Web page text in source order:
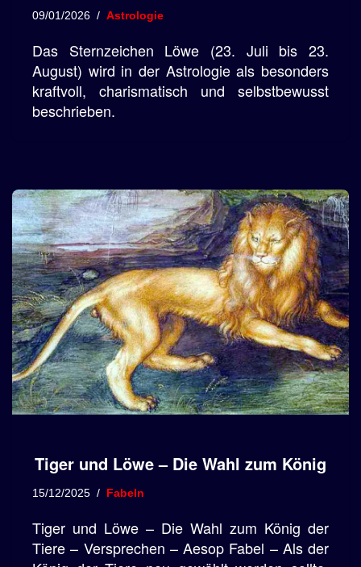
09/01/2026 Astrologie
Das Sternzeichen Löwe (23. Juli bis 23.
August) wird in der Astrologie als besonders
kraftvoll, charismatisch und selbstbewusst
beschrieben.
Tiger und Löwe – Die Wahl zum König
15/12/2025 Fabeln
Tiger und Löwe – Die Wahl zum König der
Tiere – Versprechen – Aesop Fabel – Als der